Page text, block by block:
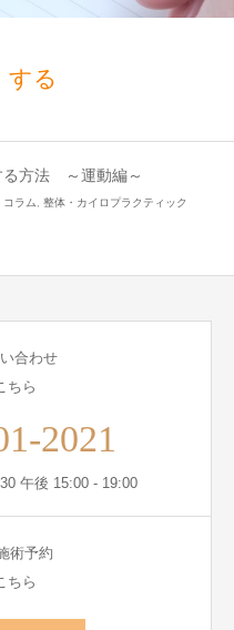
する
る方法 ～運動編～
コラム 整体・カイロプラクティック
合わせ
ちら
2021
午後 15:00 - 19:00
術予約
ちら